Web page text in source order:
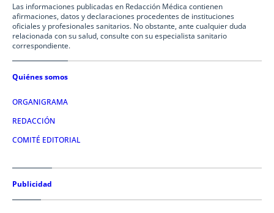
Las informaciones publicadas en Redacción Médica contienen
afirmaciones, datos y declaraciones procedentes de instituciones
oficiales y profesionales sanitarios. No obstante, ante cualquier duda
relacionada con su salud, consulte con su especialista sanitario
correspondiente.
Quiénes somos
ORGANIGRAMA
REDACCIÓN
COMITÉ EDITORIAL
Publicidad